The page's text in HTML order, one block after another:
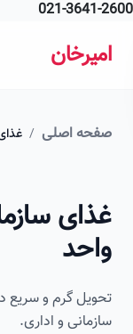
021-
اصلی / غذای
گرم و سریع در
و اداری.
تصویر این صفحه به زودی